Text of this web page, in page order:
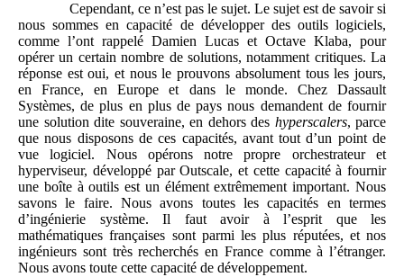
Cependant, ce n’est pas le sujet. Le sujet est de savoir si
nous sommes en capacité de développer des outils logiciels,
comme l’ont rappelé Damien Lucas et Octave Klaba, pour
opérer un certain nombre de solutions, notamment critiques. La
réponse est oui, et nous le prouvons absolument tous les jours,
en France, en Europe et dans le monde. Chez Dassault
Systèmes, de plus en plus de pays nous demandent de fournir
une solution dite souveraine, en dehors des hyperscalers, parce
que nous disposons de ces capacités, avant tout d’un point de
vue logiciel. Nous opérons notre propre orchestrateur et
hyperviseur, développé par Outscale, et cette capacité à fournir
une boîte à outils est un élément extrêmement important. Nous
savons le faire. Nous avons toutes les capacités en termes
d’ingénierie système. Il faut avoir à l’esprit que les
mathématiques françaises sont parmi les plus réputées, et nos
ingénieurs sont très recherchés en France comme à l’étranger.
Nous avons toute cette capacité de développement.